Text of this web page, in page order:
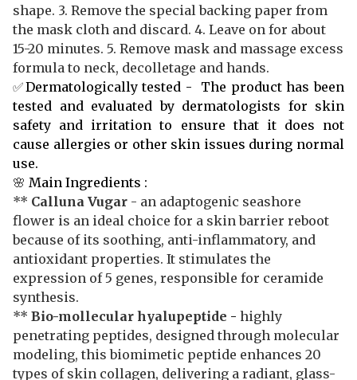
shape. 3. Remove the special backing paper from
the mask cloth and discard. 4. Leave on for about
15-20 minutes. 5. Remove mask and massage excess
formula to neck, decolletage and hands.
✅Dermatologically tested - The product has been
tested and evaluated by dermatologists for skin
safety and irritation to ensure that it does not
cause allergies or other skin issues during normal
use.
🌸 Main Ingredients :
** Calluna Vugar - an adaptogenic seashore
flower is an ideal choice for a skin barrier reboot
because of its soothing, anti-inflammatory, and
antioxidant properties. It stimulates the
expression of 5 genes, responsible for ceramide
synthesis.
** Bio-mollecular hyalupeptide - highly
penetrating peptides, designed through molecular
modeling, this biomimetic peptide enhances 20
types of skin collagen, delivering a radiant, glass-